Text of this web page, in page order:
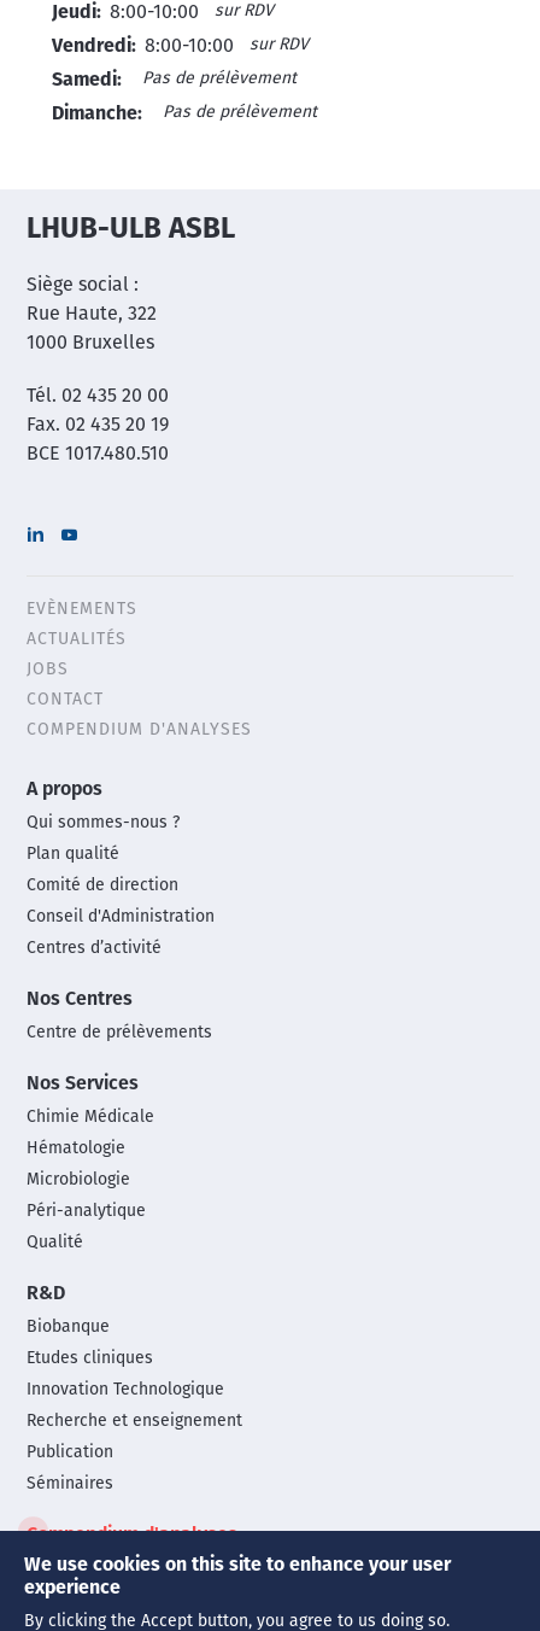
Jeudi: 8:00-10:00 sur RDV
Vendredi: 8:00-10:00 sur RDV
Samedi: Pas de prélèvement
Dimanche: Pas de prélèvement
LHUB-ULB ASBL
Siège social :
Rue Haute, 322
1000 Bruxelles
Tél. 02 435 20 00
Fax. 02 435 20 19
BCE 1017.480.510
Header
menu
EVÈNEMENTS
ACTUALITÉS
JOBS
CONTACT
COMPENDIUM D'ANALYSES
footer
menu
A propos
Qui sommes-nous ?
Plan qualité
Comité de direction
Conseil d'Administration
Centres d’activité
Nos Centres
Centre de prélèvements
Nos Services
Chimie Médicale
Hématologie
Microbiologie
Péri-analytique
Qualité
R&D
Biobanque
Etudes cliniques
Innovation Technologique
Recherche et enseignement
Publication
Séminaires
Compendium d'analyses
© Copyright 2026 | Tous droits réservés
We use cookies on this site to enhance your user
experience
By clicking the Accept button, you agree to us doing so.